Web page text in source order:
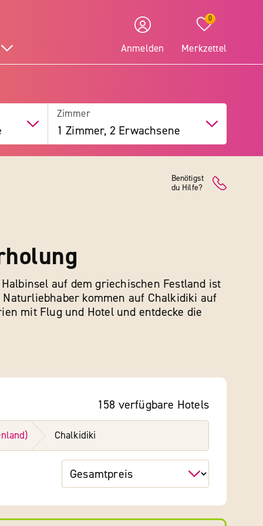
Anmelden
0
Merkzettel
Zimmer
1 Zimmer, 2 Erwachsene
Benötigst
du Hilfe?
auf dem griechischen Festland ist
kommen auf Chalkidiki auf
mit Flug und Hotel und entdecke die
158 verfügbare Hotels
Chalkidiki